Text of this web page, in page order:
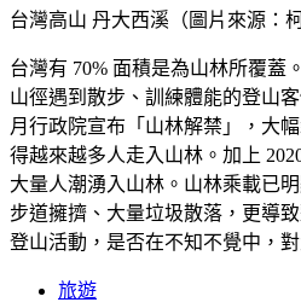
台灣高山 丹大西溪（圖片來源：
台灣有 70% 面積是為山林所覆蓋
山徑遇到散步、訓練體能的登山
月行政院宣布「山林解禁」，大
得越來越多人走入山林。加上
大量人潮湧入山林。山林乘載已
步道擁擠、大量垃圾散落，更導
登山活動，是否在不知不覺中，
旅遊